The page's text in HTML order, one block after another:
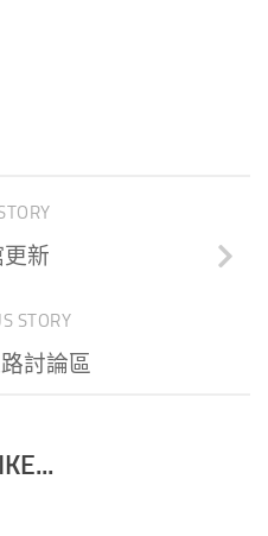
新
STORY
討論區